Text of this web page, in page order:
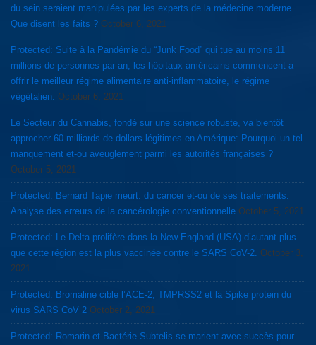
du sein seraient manipulées par les experts de la médecine moderne.
Que disent les faits ? October 6, 2021
Protected: Suite à la Pandémie du “Junk Food” qui tue au moins 11
millions de personnes par an, les hôpitaux américains commencent a
offrir le meilleur régime alimentaire anti-inflammatoire, le régime
végétalien. October 6, 2021
Le Secteur du Cannabis, fondé sur une science robuste, va bientôt
approcher 60 milliards de dollars légitimes en Amérique: Pourquoi un tel
manquement et-ou aveuglement parmi les autorités françaises ?
October 5, 2021
Protected: Bernard Tapie meurt: du cancer et-ou de ses traitements.
Analyse des erreurs de la cancérologie conventionnelle October 5, 2021
Protected: Le Delta prolifère dans la New England (USA) d’autant plus
que cette région est la plus vaccinée contre le SARS CoV-2. October 3,
2021
Protected: Bromaline cible l’ACE-2, TMPRSS2 et la Spike protein du
virus SARS CoV 2 October 2, 2021
Protected: Romarin et Bactérie Subtelis se marient avec succès pour